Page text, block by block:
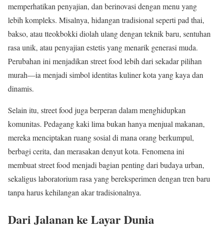
memperhatikan penyajian, dan berinovasi dengan menu yang
lebih kompleks. Misalnya, hidangan tradisional seperti pad thai,
bakso, atau tteokbokki diolah ulang dengan teknik baru, sentuhan
rasa unik, atau penyajian estetis yang menarik generasi muda.
Perubahan ini menjadikan street food lebih dari sekadar pilihan
murah—ia menjadi simbol identitas kuliner kota yang kaya dan
dinamis.
Selain itu, street food juga berperan dalam menghidupkan
komunitas. Pedagang kaki lima bukan hanya menjual makanan,
mereka menciptakan ruang sosial di mana orang berkumpul,
berbagi cerita, dan merasakan denyut kota. Fenomena ini
membuat street food menjadi bagian penting dari budaya urban,
sekaligus laboratorium rasa yang bereksperimen dengan tren baru
tanpa harus kehilangan akar tradisionalnya.
Dari Jalanan ke Layar Dunia